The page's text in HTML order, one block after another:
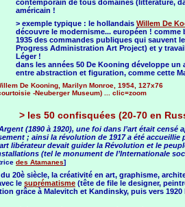
contemporain de tous domaines (littérature,
américain !
> exemple typique : le hollandais Willem De
découvre le modernisme... européen ! comme
1935 des commandes publiques qui sauvent
Progress Administration Art Project) et y
Léger !
dans les années 50 De Kooning développe
entre abstraction et figuration, comme cette
De Kooning, Marilyn Monroe, 1954, 127x76
-Neuberger Museum) ... clic=zoom
> les 50 confisquées (20-70 en
(1890 à 1920), une foi dans l’art était censé
; ainsi la révolution de 1917 a été
libérateur devait guider la Révolution et le
(tel le monument de l’Internationale
des Atamanes]
20è siècle, la créativité en art, graphisme,
le suprématisme (tête de file le designer,
grâce à Malevitch et Kandinsky, puis vers